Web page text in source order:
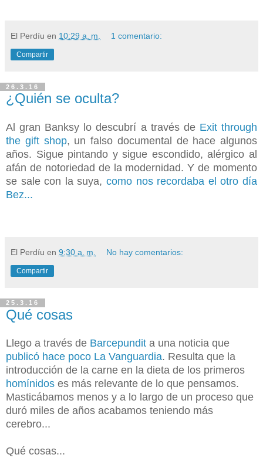
El Perdíu en 10:29 a. m. 1 comentario:
Compartir
26.3.16
¿Quién se oculta?
Al gran Banksy lo descubrí a través de Exit through
the gift shop, un falso documental de hace algunos
años. Sigue pintando y sigue escondido, alérgico al
afán de notoriedad de la modernidad. Y de momento
se sale con la suya, como nos recordaba el otro día
Bez...
El Perdíu en 9:30 a. m. No hay comentarios:
Compartir
25.3.16
Qué cosas
Llego a través de Barcepundit a una noticia que
publicó hace poco La Vanguardia. Resulta que la
introducción de la carne en la dieta de los primeros
homínidos es más relevante de lo que pensamos.
Masticábamos menos y a lo largo de un proceso que
duró miles de años acabamos teniendo más
cerebro...
Qué cosas...